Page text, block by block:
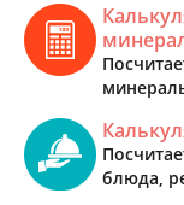
блюда,